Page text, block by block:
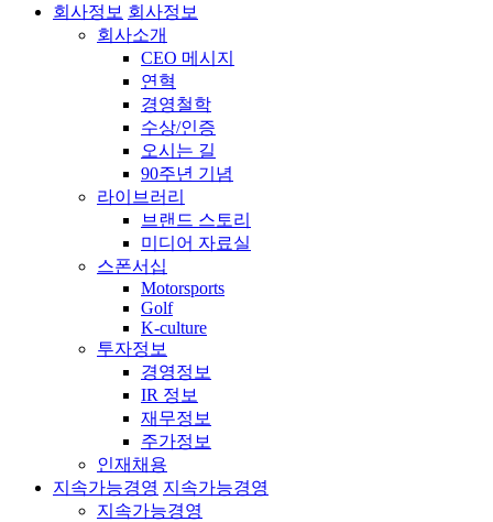
회사정보 회사정보
회사소개
CEO 메시지
연혁
경영철학
수상/인증
오시는 길
90주년 기념
라이브러리
브랜드 스토리
미디어 자료실
스폰서십
Motorsports
Golf
K-culture
투자정보
경영정보
IR 정보
재무정보
주가정보
인재채용
지속가능경영 지속가능경영
지속가능경영